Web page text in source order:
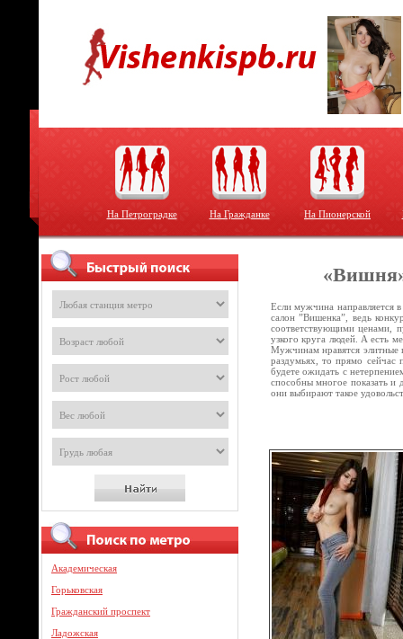
На Петроградке На Гражданке На Пионерской
Академическая
Горьковская
Гражданский проспект
Ладожская
Если мужчина направляется
салон ”Вишенка”, ведь
соответствующими ценами,
узкого круга людей. А есть
Мужчинам нравятся элитные
раздумьях, то прямо сейчас
будете ожидать с
способны многое показать и
они выбирают такое